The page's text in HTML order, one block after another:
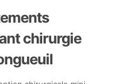
chirurgie